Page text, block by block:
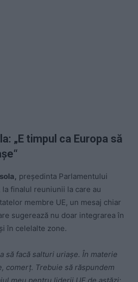
„E timpul ca Europa să
președinta Parlamentului
la finalul reuniunii la care au
membre UE, un mesaj chiar
sugerează nu doar integrarea în
în celelalte zone.
să facă salturi uriașe. În materie
comerț. Trebuie să răspundem
meu pentru liderii UE de astăzi: